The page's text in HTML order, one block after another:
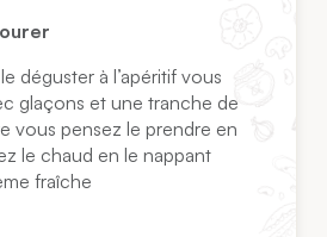
déguster à l’apéritif vous
glaçons et une tranche de
vous pensez le prendre en
le chaud en le nappant
fraîche